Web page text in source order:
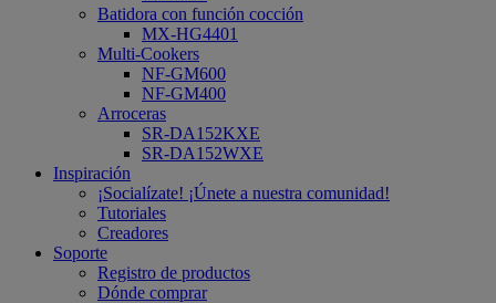
Batidora con función cocción
MX-HG4401
Multi-Cookers
NF-GM600
NF-GM400
Arroceras
SR-DA152KXE
SR-DA152WXE
Inspiración
¡Socialízate! ¡Únete a nuestra comunidad!
Tutoriales
Creadores
Soporte
Registro de productos
Dónde comprar